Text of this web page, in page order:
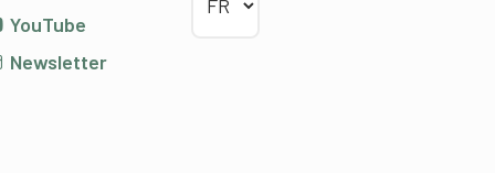
YouTube
Newsletter